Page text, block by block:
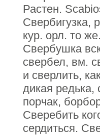
Растен.
Свербигузка,
кур. орл. то
Свербушка
свербел, вм.
и сверлить,
дикая редька,
порчак,
Сверебить
сердиться.